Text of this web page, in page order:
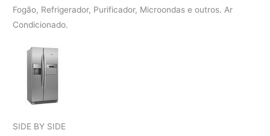
Fogão, Refrigerador, Purificador, Microondas e outros. Ar
Condicionado.
SIDE BY SIDE